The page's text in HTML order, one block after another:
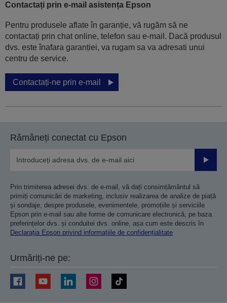
Contactați prin e-mail asistența Epson
Pentru produsele aflate în garanție, vă rugăm să ne
contactați prin chat online, telefon sau e-mail. Dacă produsul
dvs. este înafara garanției, va rugam sa va adresati unui
centru de service.
Contactați-ne prin e-mail
Rămâneți conectat cu Epson
Prin trimiterea adresei dvs. de e-mail, vă dați consimțământul să
primiți comunicări de marketing, inclusiv realizarea de analize de piață
și sondaje, despre produsele, evenimentele, promoțiile și serviciile
Epson prin e-mail sau alte forme de comunicare electronică, pe baza
preferințelor dvs. și conduitei dvs. online, așa cum este descris în
Declarația Epson privind informațiile de confidențialitate
Urmăriți-ne pe: